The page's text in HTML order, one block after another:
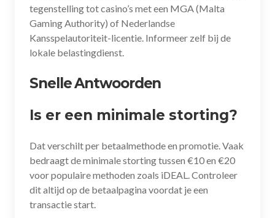
tegenstelling tot casino’s met een MGA (Malta
Gaming Authority) of Nederlandse
Kansspelautoriteit-licentie. Informeer zelf bij de
lokale belastingdienst.
Snelle Antwoorden
Is er een minimale storting?
Dat verschilt per betaalmethode en promotie. Vaak
bedraagt de minimale storting tussen €10 en €20
voor populaire methoden zoals iDEAL. Controleer
dit altijd op de betaalpagina voordat je een
transactie start.